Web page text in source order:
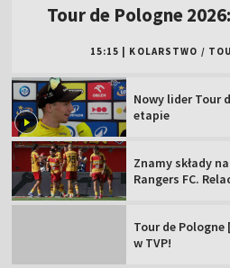
Tour de Pologne
15:15 KOLARSTWO /
Nowy lider Tour
etapie
Znamy składy
Rangers FC.
Tour de Pologne
w TVP!